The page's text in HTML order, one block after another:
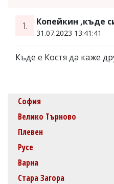
1. Копейкин ,къде
31.07.2023 13:41:41
Къде е Костя да каже
София
Велико Търново
Плевен
Русе
Варна
Стара Загора